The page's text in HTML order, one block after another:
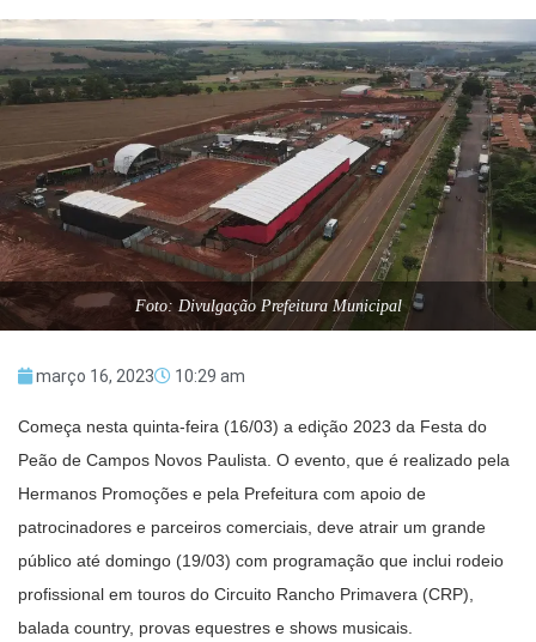
Foto: Divulgação Prefeitura Municipal
março 16, 2023 10:29 am
Começa nesta quinta-feira (16/03) a edição 2023 da Festa do
Peão de Campos Novos Paulista. O evento, que é realizado pela
Hermanos Promoções e pela Prefeitura com apoio de
patrocinadores e parceiros comerciais, deve atrair um grande
público até domingo (19/03) com programação que inclui rodeio
profissional em touros do Circuito Rancho Primavera (CRP),
balada country, provas equestres e shows musicais.